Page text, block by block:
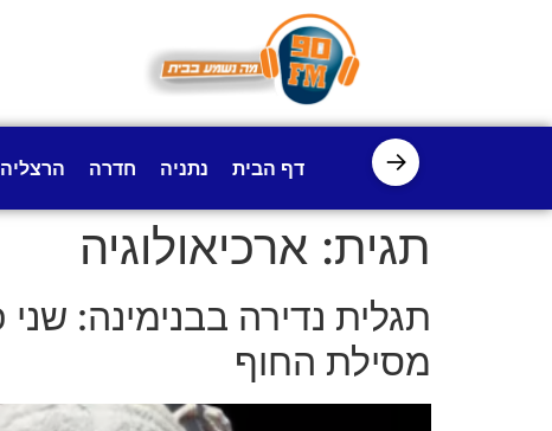
→ דף הבית נתניה חדרה הרצליה
תגית: ארכיאולוגיה
מסילת החוף